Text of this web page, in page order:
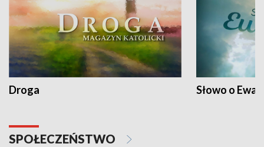
Droga Słowo o
SPOŁECZEŃSTWO